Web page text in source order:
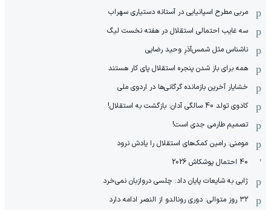
مربی مطرح اسپانیایی در آستانه دستیاری سهراب
سه غایب احتمالی استقلال در هفته نخست لیگ
ناشناس مثل شمس‌آذرِ وحید رضایی
همه برای باز شدن پنجره استقلال پای کار هستند
خشایار آخرین بازمانده گرگانی‌ها در اردوی ملی
کادوی تولد 40 سالگی آدان: بازگشت به استقلال!
تصمیم طارمی جدی است!
مومنی: رامین کمک‌های استقلال را یادش نرود
40 احتمال پوشکاش 2026
ژابی به شایعات پایان داد: چلسی دروازبان نمی‌خرد
۳۲ روز متوالی: دوری رونالدو از النصر ادامه دارد